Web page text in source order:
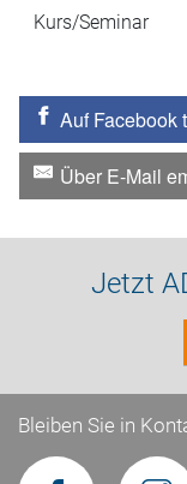
Kurs/Seminar
Auf Facebook
Über E-Mail
Jetzt
Bleiben Sie in